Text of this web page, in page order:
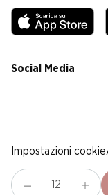
Social Media
Impostazioni cookie
ColofoneCondizioni